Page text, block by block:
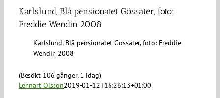
Karlslund, Blå pensionatet Gössäter, foto:
Freddie Wendin 2008
Karlslund, Blå pensionatet Gössäter, foto: Freddie
Wendin 2008
(Besökt 106 gånger, 1 idag)
Lennart Olsson2019-01-12T16:26:13+01:00